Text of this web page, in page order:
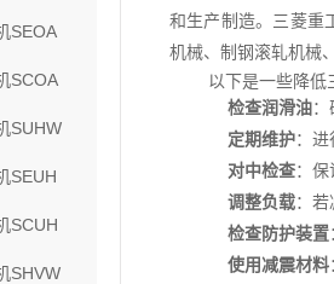
SEOA
SCOA
SUHW
SEUH
SCUH
SHVW
和生产制造。三菱重
机械、制钢滚轧机械
以下是一些降低
检查润滑油
定期维护：
对中检查：
调整负载：
检查防护装置
使用减震材料